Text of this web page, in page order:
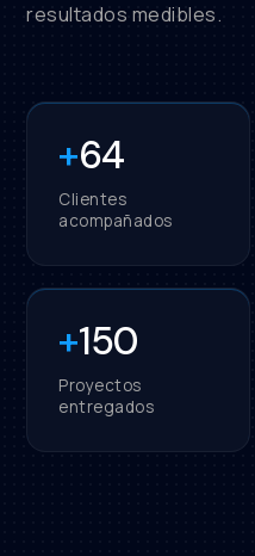
resultados medibles.
+64
Clientes
acompañados
+150
Proyectos
entregados